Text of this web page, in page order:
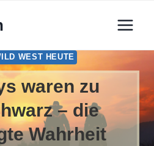
WEST HEUTE
waren zu
– die
Wahrheit